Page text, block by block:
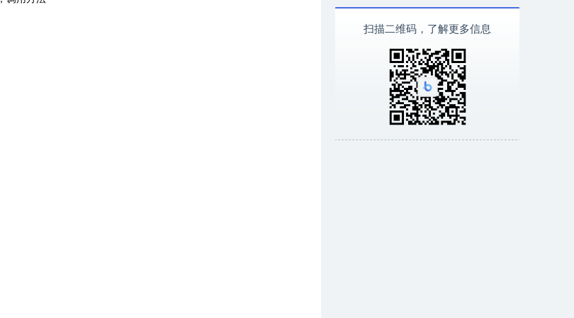
扫描二维码，了解更多信息